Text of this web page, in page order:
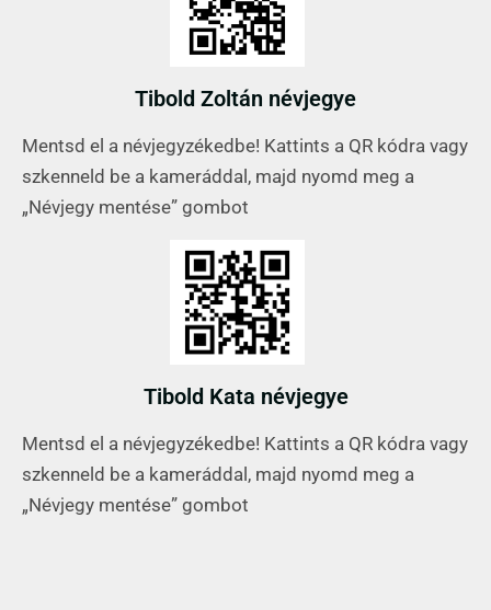
Tibold Zoltán névjegye
Mentsd el a névjegyzékedbe! Kattints a QR kódra vagy
szkenneld be a kameráddal, majd nyomd meg a
„Névjegy mentése” gombot
Tibold Kata névjegye
Mentsd el a névjegyzékedbe! Kattints a QR kódra vagy
szkenneld be a kameráddal, majd nyomd meg a
„Névjegy mentése” gombot